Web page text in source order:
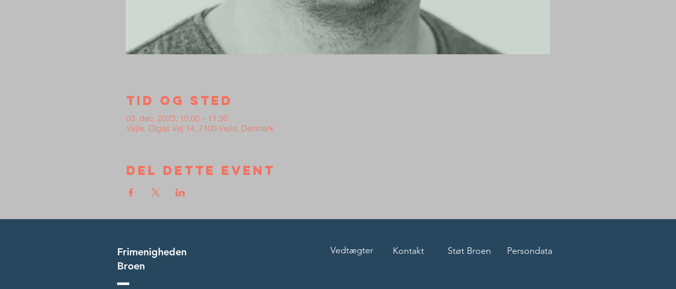
Tid og sted
03. dec. 2023, 10.00 – 11.30
Vejle, Olgas Vej 14, 7100 Vejle, Denmark
Del dette event
Frimenigheden
Broen
Vedtægter Kontakt Støt Broen Persondata